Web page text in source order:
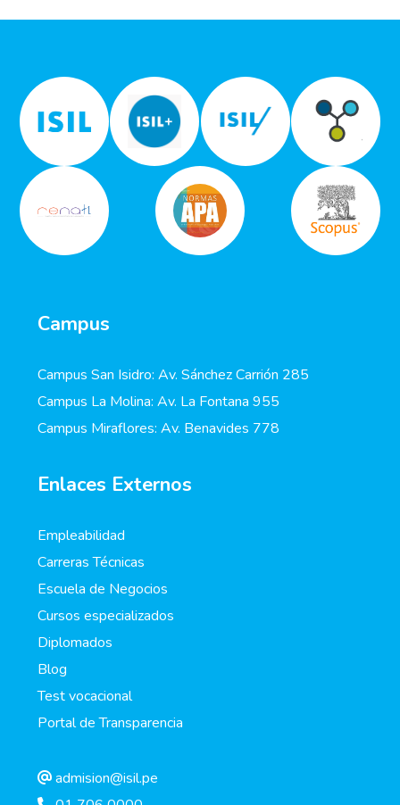
Campus
Campus San Isidro: Av. Sánchez Carrión 285
Campus La Molina: Av. La Fontana 955
Campus Miraflores: Av. Benavides 778
Enlaces Externos
Empleabilidad
Carreras Técnicas
Escuela de Negocios
Cursos especializados
Diplomados
Blog
Test vocacional
Portal de Transparencia
admision@isil.pe